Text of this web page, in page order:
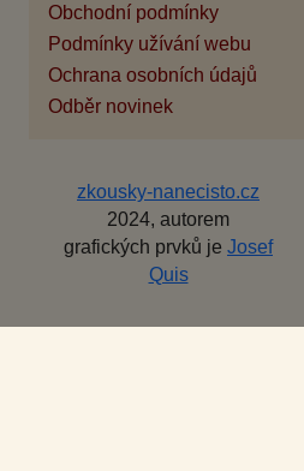
Obchodní podmínky
Podmínky užívání webu
Ochrana osobních údajů
Odběr novinek
zkousky-nanecisto.cz
2024, autorem
grafických prvků je Josef
Quis